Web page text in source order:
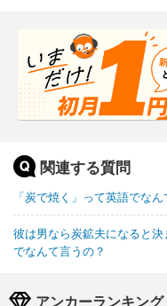
関連する質問
「炭で焼く」って英語でなん
彼は男なら炭鉱夫になると
でなんて言うの？
アンカーランキング